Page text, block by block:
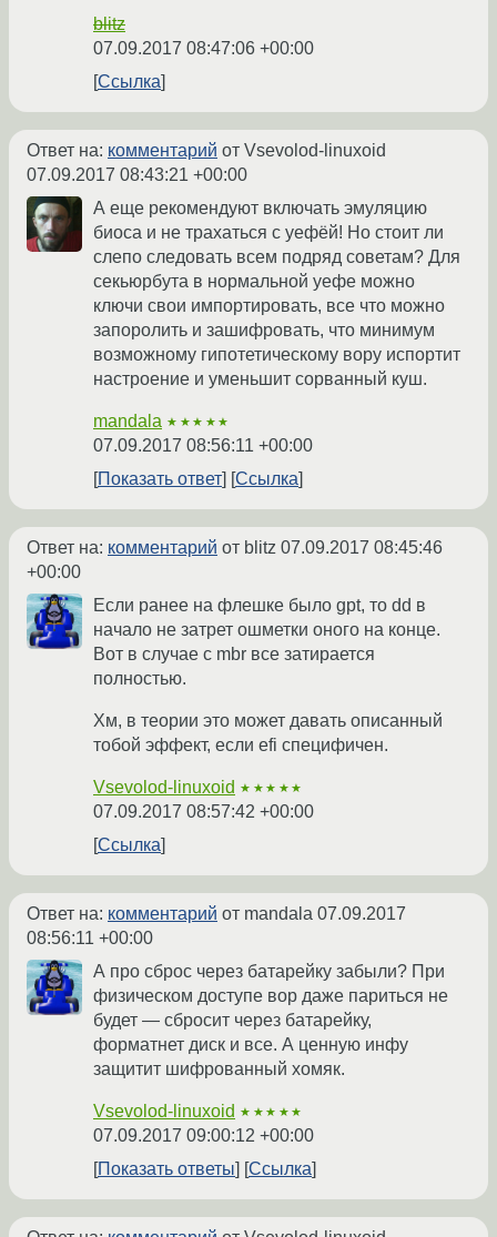
blitz
07.09.2017 08:47:06 +00:00
Ссылка
Ответ на: комментарий от Vsevolod-linuxoid
07.09.2017 08:43:21 +00:00
А еще рекомендуют включать эмуляцию
биоса и не трахаться с уефёй! Но стоит ли
слепо следовать всем подряд советам? Для
секьюрбута в нормальной уефе можно
ключи свои импортировать, все что можно
запоролить и зашифровать, что минимум
возможному гипотетическому вору испортит
настроение и уменьшит сорванный куш.
mandala ★★★★★
07.09.2017 08:56:11 +00:00
Показать ответ
Ссылка
Ответ на: комментарий от blitz 07.09.2017 08:45:46
+00:00
Если ранее на флешке было gpt, то dd в
начало не затрет ошметки оного на конце.
Вот в случае с mbr все затирается
полностью.
Хм, в теории это может давать описанный
тобой эффект, если efi специфичен.
Vsevolod-linuxoid ★★★★★
07.09.2017 08:57:42 +00:00
Ссылка
Ответ на: комментарий от mandala 07.09.2017
08:56:11 +00:00
А про сброс через батарейку забыли? При
физическом доступе вор даже париться не
будет — сбросит через батарейку,
форматнет диск и все. А ценную инфу
защитит шифрованный хомяк.
Vsevolod-linuxoid ★★★★★
07.09.2017 09:00:12 +00:00
Показать ответы
Ссылка